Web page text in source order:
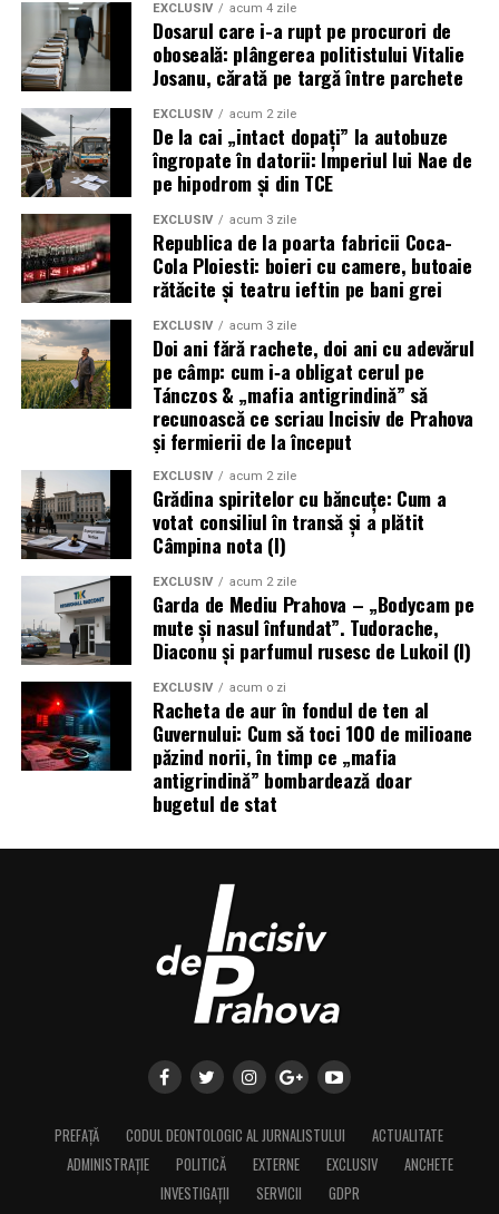
EXCLUSIV acum 4 zile
Dosarul care i-a rupt pe procurori de
oboseală: plângerea politistului Vitalie
Josanu, cărată pe targă între parchete
EXCLUSIV acum 2 zile
De la cai „intact dopați” la autobuze
îngropate în datorii: Imperiul lui Nae de
pe hipodrom și din TCE
EXCLUSIV acum 3 zile
Republica de la poarta fabricii Coca-
Cola Ploiesti: boieri cu camere, butoaie
rătăcite și teatru ieftin pe bani grei
EXCLUSIV acum 3 zile
Doi ani fără rachete, doi ani cu adevărul
pe câmp: cum i‑a obligat cerul pe
Tánczos & „mafia antigrindină” să
recunoască ce scriau Incisiv de Prahova
și fermierii de la început
EXCLUSIV acum 2 zile
Grădina spiritelor cu băncuțe: Cum a
votat consiliul în transă și a plătit
Câmpina nota (I)
EXCLUSIV acum 2 zile
Garda de Mediu Prahova – „Bodycam pe
mute și nasul înfundat”. Tudorache,
Diaconu și parfumul rusesc de Lukoil (I)
EXCLUSIV acum o zi
Racheta de aur în fondul de ten al
Guvernului: Cum să toci 100 de milioane
păzind norii, în timp ce „mafia
antigrindină” bombardează doar
bugetul de stat
PREFAȚĂ CODUL DEONTOLOGIC AL JURNALISTULUI
ACTUALITATE
ADMINISTRAȚIE
POLITICĂ EXTERNE EXCLUSIV
ANCHETE
INVESTIGAȚII
SERVICII GDPR